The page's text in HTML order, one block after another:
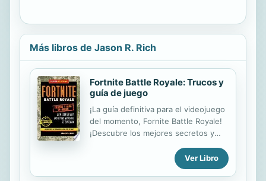
Más libros de Jason R. Rich
Fortnite Battle Royale: Trucos y
guía de juego
¡La guía definitiva para el videojuego
del momento, Fornite Battle Royale!
¡Descubre los mejores secretos y
Fortnite Battle Royale: Trucos y Guía
de juego! Domina los siete
Ver Libro